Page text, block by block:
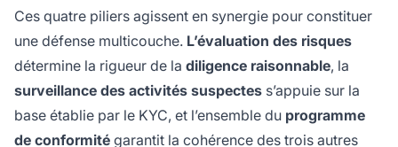
Ces quatre piliers agissent en synergie pour constituer
une défense multicouche. L’évaluation des risques
détermine la rigueur de la diligence raisonnable, la
surveillance des activités suspectes s’appuie sur la
base établie par le KYC, et l’ensemble du programme
de conformité garantit la cohérence des trois autres